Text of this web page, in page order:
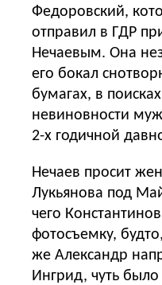
Федоровский,
отправил в ГДР
Нечаевым. Она
его бокал
бумагах, в
невиновности
2-х годичной
Нечаев просит
Лукьянова под
чего
фотосъемку,
же Александр
Ингрид, чуть было